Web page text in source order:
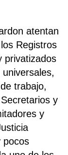
atentan
Registros
privatizados
trabajo,
y
y
pocos